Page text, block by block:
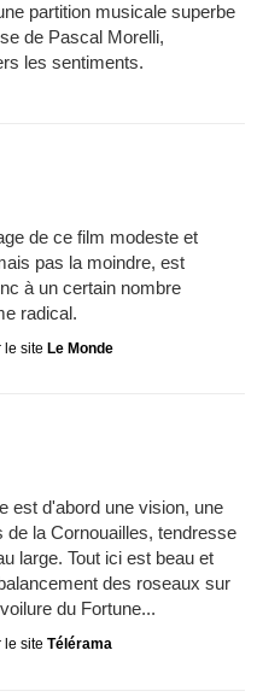
partition musicale superbe
de Pascal Morelli,
les sentiments.
de ce film modeste et
pas la moindre, est
à un certain nombre
radical.
le site Le Monde
est d'abord une vision, une
la Cornouailles, tendresse
large. Tout ici est beau et
des roseaux sur
du Fortune...
le site Télérama